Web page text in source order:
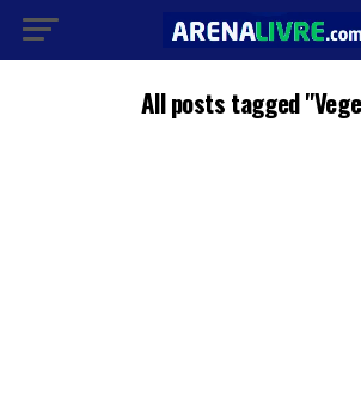
All posts tagged